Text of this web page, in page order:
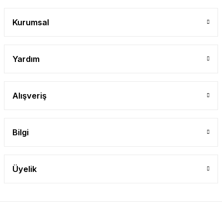
Kurumsal
Yardım
Alışveriş
Bilgi
Üyelik